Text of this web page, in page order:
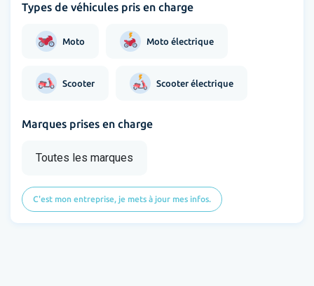
Types de véhicules pris en charge
Moto Moto électrique
Scooter Scooter électrique
Marques prises en charge
Toutes les marques
C'est mon entreprise, je mets à jour mes infos.